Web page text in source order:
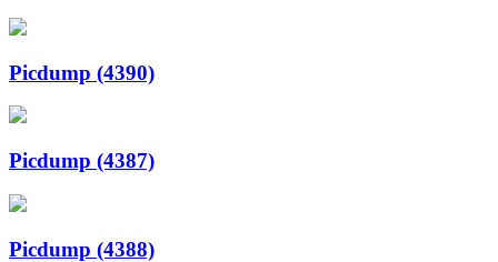
Picdump (4390)
Picdump (4387)
Picdump (4388)